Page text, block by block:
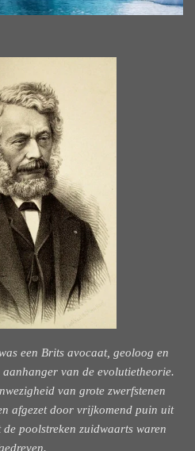
een Brits avocaat, geoloog en
van de evolutietheorie.
van grote zwerfstenen
afgezet door vrijkomend puin uit
poolstreken zuidwaarts waren